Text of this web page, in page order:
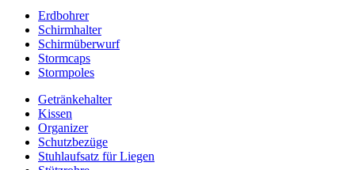
Erdbohrer
Schirmhalter
Schirmüberwurf
Stormcaps
Stormpoles
Getränkehalter
Kissen
Organizer
Schutzbezüge
Stuhlaufsatz für Liegen